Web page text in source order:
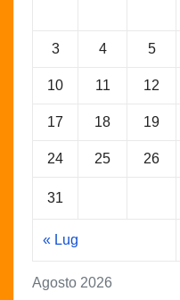
Agosto 2026
3 4 5
10 11 12
17 18 19
24 25 26
31
« Lug